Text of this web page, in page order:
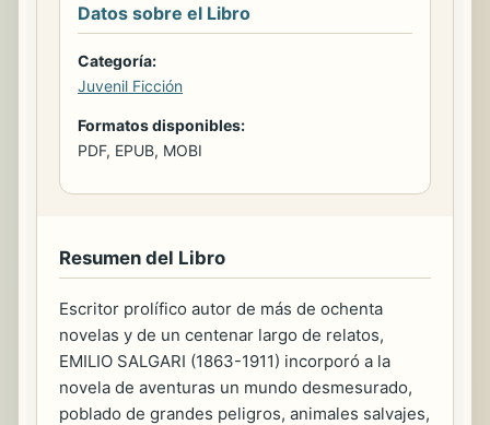
Datos sobre el Libro
Categoría:
Juvenil Ficción
Formatos disponibles:
PDF, EPUB, MOBI
Resumen del Libro
Escritor prolífico autor de más de ochenta
novelas y de un centenar largo de relatos,
EMILIO SALGARI (1863-1911) incorporó a la
novela de aventuras un mundo desmesurado,
poblado de grandes peligros, animales salvajes,